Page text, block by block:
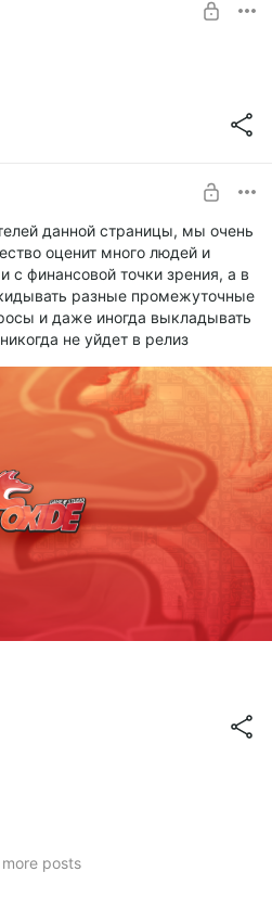
уровней РНД
данной страницы, мы очень
оценит много людей и
с финансовой точки зрения, а в
разные промежуточные
и даже иногда выкладывать
не уйдет в релиз
posts